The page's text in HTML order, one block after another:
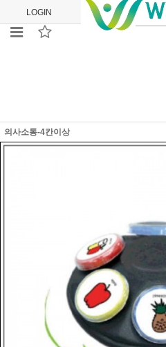
LOGIN JOIN
의사소통-4칸이상